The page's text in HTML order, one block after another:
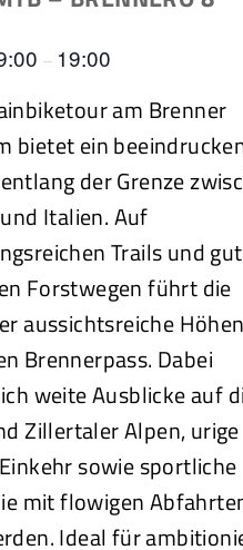
– 19:00
am Brenner
bietet ein
der Grenze
Italien. Auf
Trails und gut
Forstwegen führt die
aussichtsreiche
Brennerpass. Dabei
weite Ausblicke auf
Zillertaler Alpen, urige
sowie sportliche
mit flowigen
Ideal für